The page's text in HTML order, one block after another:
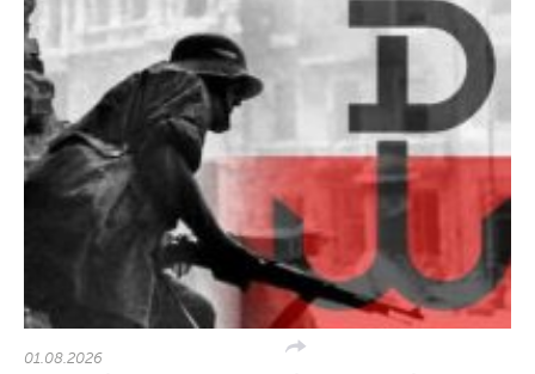
01.08.2026